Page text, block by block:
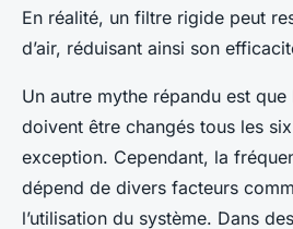
En réalité, un filtre rigide peut
d’air, réduisant ainsi son
Un autre mythe répandu est que
doivent être changés tous les
exception. Cependant, la
dépend de divers facteurs
l’utilisation du système. Dans